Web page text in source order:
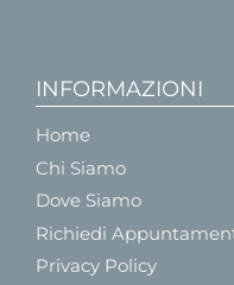
INFORMAZIONI
Home
Chi Siamo
Dove Siamo
Richiedi
Privacy Policy